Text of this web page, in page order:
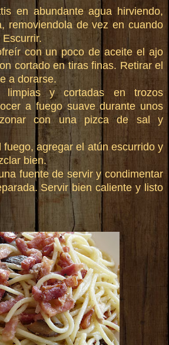
en abundante agua hirviendo,
removiendola de vez en cuando
con un poco de aceite el ajo
cortado en tiras finas. Retirar el
a dorarse.
limpias y cortadas en trozos
a fuego suave durante unos
con una pizca de sal y
agregar el atún escurrido y
bien.
fuente de servir y condimentar
Servir bien caliente y listo